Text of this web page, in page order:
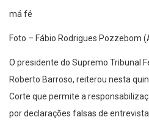
má fé
Foto – Fábio Rodrigues Pozzebom
O presidente do Supremo Tribunal
Roberto Barroso, reiterou nesta
Corte que permite a
por declarações falsas de